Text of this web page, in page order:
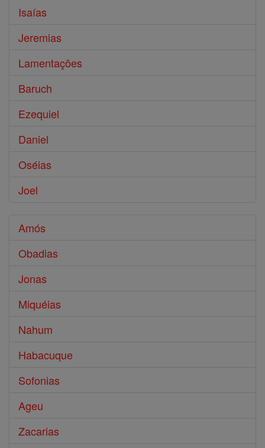
Isaías
Jeremias
Lamentações
Baruch
Ezequiel
Daniel
Oséias
Joel
Amós
Obadias
Jonas
Miquéias
Nahum
Habacuque
Sofonias
Ageu
Zacarias